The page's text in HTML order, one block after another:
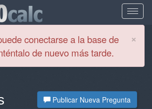
×
conectarse a la base de
de nuevo más tarde.
Publicar Nueva Pregunta